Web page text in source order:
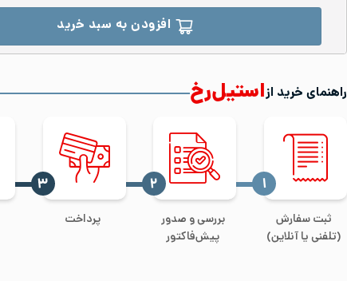
افزودن به سبد خرید
راهنمای خرید ازاستیل‌رخ
ثبت سفارش
(تلفنی یا آنلاین)
‍۱
بررسی و صدور
پیش‌فاکتور
‍۲
پرداخت
‍۳